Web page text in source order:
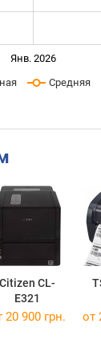
Янв. 2026
Средняя
Citizen CL-
E321
20 900 грн. от